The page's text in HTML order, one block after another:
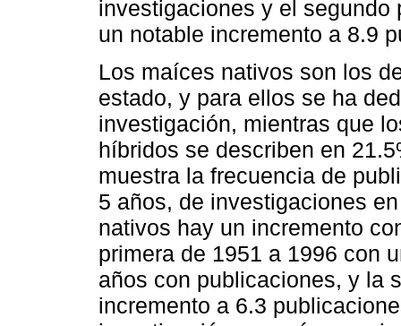
investigaciones y el segundo
un notable incremento a 8.9
Los maíces nativos son los
estado, y para ellos se ha
investigación, mientras que
híbridos se describen en
muestra la frecuencia de
5 años, de investigaciones
nativos hay un incremento
primera de 1951 a 1996 con
años con publicaciones, y la
incremento a 6.3